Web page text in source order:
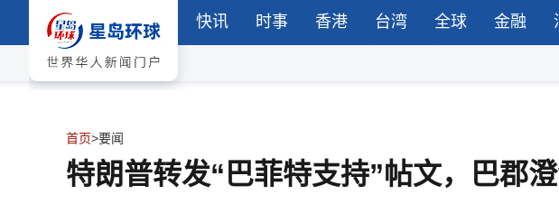
快讯 时事 香港 台湾 全球 金融
首页>要闻
特朗普转发“巴菲特支持”帖文，巴郡